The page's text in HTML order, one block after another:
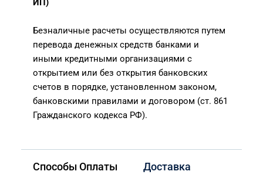
ИП)
Безналичные расчеты осуществляются путем
перевода денежных средств банками и
иными кредитными организациями с
открытием или без открытия банковских
счетов в порядке, установленном законом,
банковскими правилами и договором (ст. 861
Гражданского кодекса РФ).
Способы Оплаты Доставка